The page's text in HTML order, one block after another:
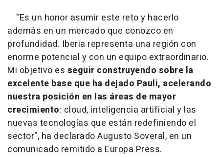
"Es un honor asumir este reto y hacerlo
además en un mercado que conozco en
profundidad. Iberia representa una región con
enorme potencial y con un equipo extraordinario.
Mi objetivo es seguir construyendo sobre la
excelente base que ha dejado Pauli, acelerando
nuestra posición en las áreas de mayor
crecimiento: cloud, inteligencia artificial y las
nuevas tecnologías que están redefiniendo el
sector", ha declarado Augusto Soveral, en un
comunicado remitido a Europa Press.